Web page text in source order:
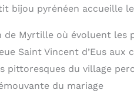
bijou pyrénéen accueille
de Myrtille où évoluent les
Saint Vincent d’Eus
pittoresques du village
du mariage